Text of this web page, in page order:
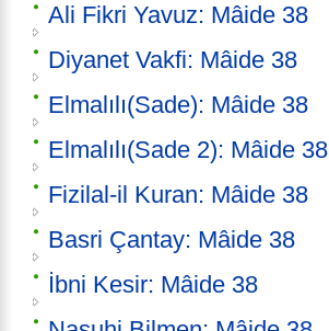
Ali Fikri Yavuz: Mâide 38
Diyanet Vakfi: Mâide 38
Elmalılı(Sade): Mâide 38
Elmalılı(Sade 2): Mâide 38
Fizilal-il Kuran: Mâide 38
Basri Çantay: Mâide 38
İbni Kesir: Mâide 38